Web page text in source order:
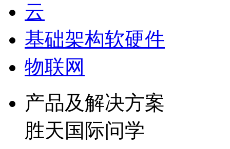
云
基础架构软硬件
物联网
产品及解决方案
胜天国际问学